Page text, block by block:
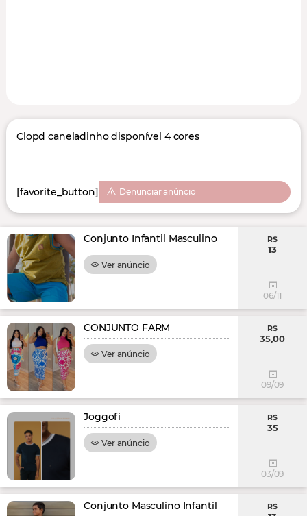
Clopd caneladinho disponível 4 cores
[favorite_button] Denunciar anúncio
Conjunto Infantil Masculino
Ver anúncio
R$
13
06/11
CONJUNTO FARM
Ver anúncio
R$
35,00
09/09
Joggofi
Ver anúncio
R$
35
03/09
Conjunto Masculino Infantil R$